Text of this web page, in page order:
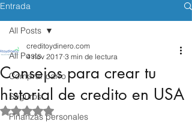
Entrada
All Posts
Comprar carro
Seguros
Finanzas personales
All Posts
Consejos para crear tu
historial de credito en USA
creditoydinero.com
4 nov 2017 3 min de lectura
Obtuvo NaN de 5 estrellas.